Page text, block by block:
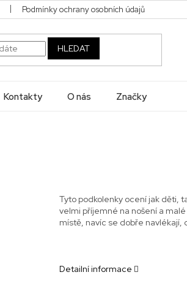
Podmínky ochrany osobních údajů
HLEDAT
Kontakty O nás Značky
Tyto podkolenky ocení jak děti,
velmi příjemné na nošení a
místě, navíc se dobře navlékají,
Detailní informace